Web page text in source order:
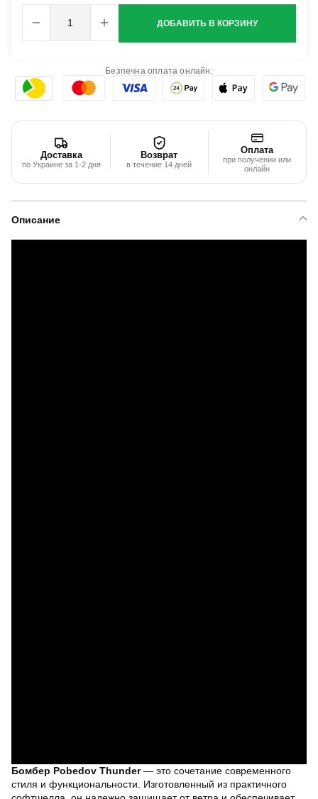
ДОБАВИТЬ В КОРЗИНУ
Безпечна оплата онлайн:
Доставка
по Украине за 1-2 дня
Возврат
в течение 14 дней
Оплата
при получении или
онлайн
Описание
Бомбер Pobedov Thunder— это сочетание современного
стиля и функциональности. Изготовленный из практичного